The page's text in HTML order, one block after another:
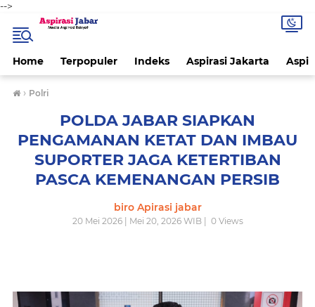
-->
Home Terpopuler Indeks Aspirasi Jakarta
› Polri
POLDA JABAR SIAPKAN
PENGAMANAN KETAT DAN IMBAU
SUPORTER JAGA KETERTIBAN
PASCA KEMENANGAN PERSIB
biro Apirasi jabar
20 Mei 2026 | Mei 20, 2026 WIB | 0Views